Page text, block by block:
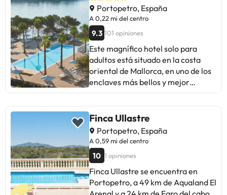
mejoras, es un lugar ideal para
descansar, con vistas
espectaculares y personal
servicial. Ideal para quienes buscan
relax y buen trato.
Portopetro, España
A 0,22 mi del centro
9.3 101 opiniones
Este magnífico hotel solo para
adultos está situado en la costa
oriental de Mallorca, en uno de los
enclaves más bellos y mejor
lado del tranquilo y pintoresco
pueblo pesquero de Porto Petro y
del Parque Natural de Mondragó.
En el centro de Porto Petro, a 10
minutos a pie, los huéspedes
encontrarán un montón de
oportunidades culinarias y
Finca Ullastre
Portopetro, España
A 0,59 mi del centro
10 1 opiniones
Finca Ullastre se encuentra en
Portopetro, a 49 km de Aqualand El